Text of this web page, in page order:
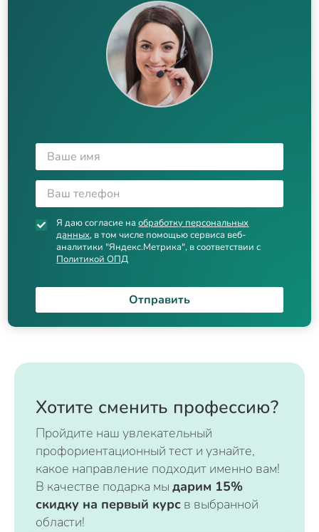
Я даю согласие наобработку персональных
данных, в том числе помощью сервиса веб-
аналитики "Яндекс.Метрика", в соответствии с
Политикой ОПД
Отправить
Хотите сменить профессию?
Пройдите наш увлекательный
профориентационный тест и узнайте,
какое направление подходит именно вам!
В качестве подарка мы дарим 15%
скидку на первый курс в выбранной
области!